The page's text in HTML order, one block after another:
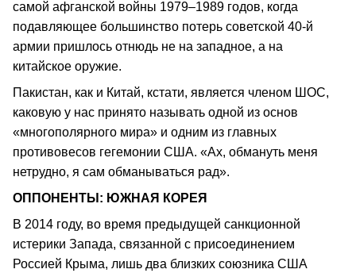
самой афганской войны 1979–1989 годов, когда
подавляющее большинство потерь советской 40-й
армии пришлось отнюдь не на западное, а на
китайское оружие.
Пакистан, как и Китай, кстати, является членом ШОС,
каковую у нас принято называть одной из основ
«многополярного мира» и одним из главных
противовесов гегемонии США. «Ах, обмануть меня
нетрудно, я сам обманываться рад».
ОППОНЕНТЫ: ЮЖНАЯ КОРЕЯ
В 2014 году, во время предыдущей санкционной
истерики Запада, связанной с присоединением
Россией Крыма, лишь два близких союзника США